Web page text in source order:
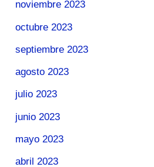
noviembre 2023
octubre 2023
septiembre 2023
agosto 2023
julio 2023
junio 2023
mayo 2023
abril 2023